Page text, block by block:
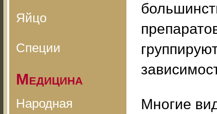
Яйцо
Специи
Медицина
Народная
Многие